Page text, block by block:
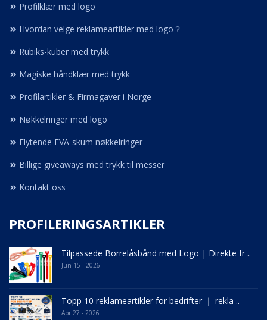
Profilklær med logo
Hvordan velge reklameartikler med logo？
Rubiks-kuber med trykk
Magiske håndklær med trykk
Profilartikler & Firmagaver i Norge
Nøkkelringer med logo
Flytende EVA-skum nøkkelringer
Billige giveaways med trykk til messer
Kontakt oss
PROFILERINGSARTIKLER
Tilpassede Borrelåsbånd med Logo | Direkte fr ..
Jun 15 - 2026
Topp 10 reklameartikler for bedrifter ｜ rekla ..
Apr 27 - 2026